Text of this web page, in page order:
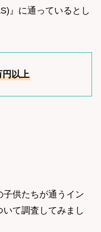
』に通っているとし
円以上
供たちが通うイン
て調査してみまし